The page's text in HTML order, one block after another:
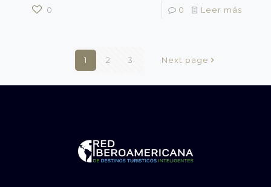
0 0 Leer más
1 2 3 Next page